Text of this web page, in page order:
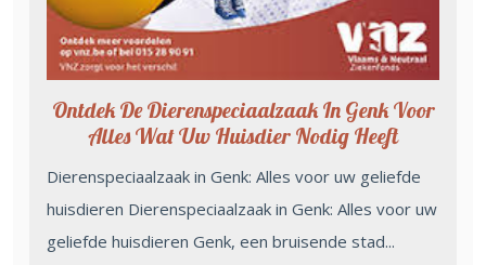
Ontdek De Dierenspeciaalzaak In Genk Voor
Alles Wat Uw Huisdier Nodig Heeft
Dierenspeciaalzaak in Genk: Alles voor uw geliefde
huisdieren Dierenspeciaalzaak in Genk: Alles voor uw
geliefde huisdieren Genk, een bruisende stad...